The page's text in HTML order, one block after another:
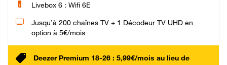
Livebox 6 : Wifi 6E
Jusqu’à 200 chaînes TV + 1 Décodeur TV UHD en
option à 5€/mois
Deezer Premium 18-26 : 5,99€/mois au lieu de